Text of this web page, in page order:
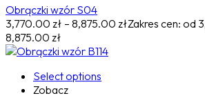
Obrączki wzór S04
3,770.00 zł – 8,875.00 złZakres cen: od
8,875.00 zł
Select options
Zobacz